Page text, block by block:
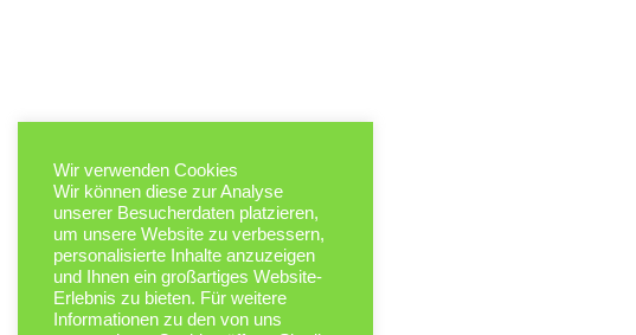
Wir verwenden Cookies
Wir können diese zur Analyse
unserer Besucherdaten platzieren,
um unsere Website zu verbessern,
personalisierte Inhalte anzuzeigen
und Ihnen ein großartiges Website-
Erlebnis zu bieten. Für weitere
Informationen zu den von uns